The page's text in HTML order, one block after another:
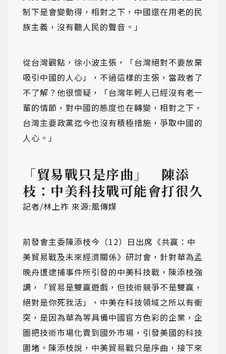
制下是會變動得，相對之下，中國還在用老的民
族主義，沒有聽人民的聲音。」
從台灣觀點，徐小波主張，「台灣絕對不要放棄
吸引中國的人心」，不過這樣的主張，當政者了
不了解？他很懷疑，「台灣年輕人已經沒有老一
輩的情節，對中國的態度也在轉變，相對之下，
台灣主要政黨迄今也沒有積極措施，爭取中國的
人心。」
「貿易戰只是序曲」 陳添
枝：中美科技戰可能會打很久
記者/林上祚 來源:風傳媒
前發會主委陳添枝今（12）日出席《共贏：中
美貿易戰及未來經濟關係》研討會，針對華為孟
晚舟遭逮捕事件所引發的中美科技戰，陳添枝強
調，「貿易是雙贏遊戲，但技術競爭不是雙贏，
絕對是你死我活」，中美在科技領域之所以有衝
突，是因為華為等具備中國官方色彩的企業，企
圖把技術市場化賣到國外市場，引發美國的科技
圍堵。陳添枝說，中美貿易戰只是序曲，接下來